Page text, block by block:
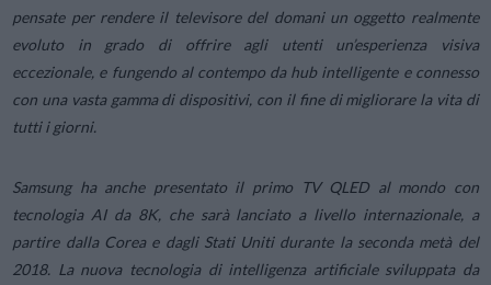
pensate per rendere il televisore del domani un oggetto realmente
evoluto in grado di offrire agli utenti un’esperienza visiva
eccezionale, e fungendo al contempo da hub intelligente e connesso
con una vasta gamma di dispositivi, con il fine di migliorare la vita di
tutti i giorni.
Samsung ha anche presentato il primo TV QLED al mondo con
tecnologia AI da 8K, che sarà lanciato a livello internazionale, a
partire dalla Corea e dagli Stati Uniti durante la seconda metà del
2018. La nuova tecnologia di intelligenza artificiale sviluppata da